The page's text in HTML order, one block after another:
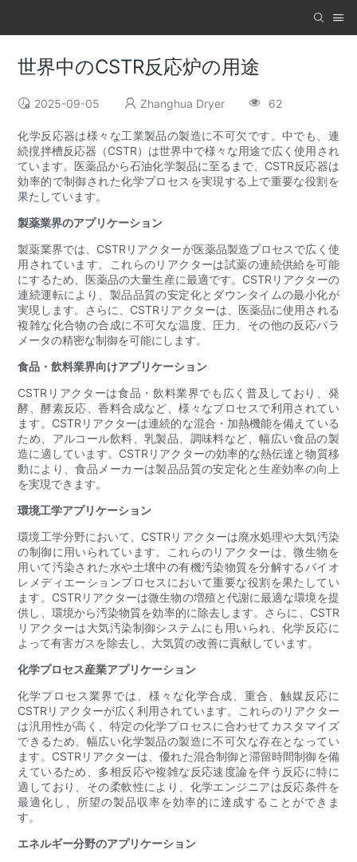
世界中のCSTR反応炉の用途
2025-09-05 Zhanghua Dryer 62
化学反応器は様々な工業製品の製造に不可欠です。中でも、連
続撹拌槽反応器（CSTR）は世界中で様々な用途で広く使用され
ています。医薬品から石油化学製品に至るまで、CSTR反応器は
効率的で制御された化学プロセスを実現する上で重要な役割を
果たしています。
製薬業界のアプリケーション
製薬業界では、CSTRリアクターが医薬品製造プロセスで広く使
用されています。これらのリアクターは試薬の連続供給を可能
にするため、医薬品の大量生産に最適です。CSTRリアクターの
連続運転により、製品品質の安定化とダウンタイムの最小化が
実現します。さらに、CSTRリアクターは、医薬品に使用される
複雑な化合物の合成に不可欠な温度、圧力、その他の反応パラ
メータの精密な制御を可能にします。
食品・飲料業界向けアプリケーション
CSTRリアクターは食品・飲料業界でも広く普及しており、発
酵、酵素反応、香料合成など、様々なプロセスで利用されてい
ます。CSTRリアクターは連続的な混合・加熱機能を備えている
ため、アルコール飲料、乳製品、調味料など、幅広い食品の製
造に適しています。CSTRリアクターの効率的な熱伝達と物質移
動により、食品メーカーは製品品質の安定化と生産効率の向上
を実現できます。
環境工学アプリケーション
環境工学分野において、CSTRリアクターは廃水処理や大気汚染
の制御に用いられています。これらのリアクターは、微生物を
用いて汚染された水や土壌中の有機汚染物質を分解するバイオ
レメディエーションプロセスにおいて重要な役割を果たしてい
ます。CSTRリアクターは微生物の増殖と代謝に最適な環境を提
供し、環境から汚染物質を効率的に除去します。さらに、CSTR
リアクターは大気汚染制御システムにも用いられ、化学反応に
よって有害ガスを除去し、大気質の改善に貢献しています。
化学プロセス産業アプリケーション
化学プロセス業界では、様々な化学合成、重合、触媒反応に
CSTRリアクターが広く利用されています。これらのリアクター
は汎用性が高く、特定の化学プロセスに合わせてカスタマイズ
できるため、幅広い化学製品の製造に不可欠な存在となってい
ます。CSTRリアクターは、優れた混合制御と滞留時間制御を備
えているため、多相反応や複雑な反応速度論を伴う反応に特に
適しており、その柔軟性により、化学エンジニアは反応条件を
最適化し、所望の製品収率を効率的に達成することができま
す。
エネルギー分野のアプリケーション